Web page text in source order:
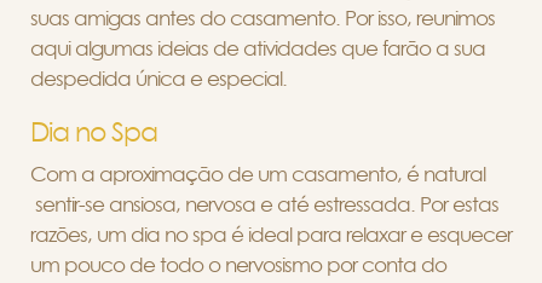
suas amigas antes do casamento. Por isso, reunimos
aqui algumas ideias de atividades que farão a sua
despedida única e especial.
Dia no Spa
Com a aproximação de um casamento, é natural
sentir-se ansiosa, nervosa e até estressada. Por estas
razões, um dia no spa é ideal para relaxar e esquecer
um pouco de todo o nervosismo por conta do